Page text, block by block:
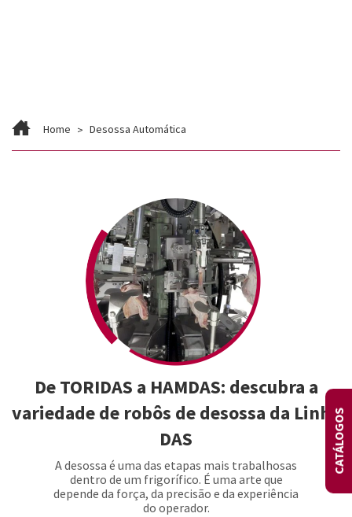
Home Desossa Automática
De TORIDAS a HAMDAS: descubra a
variedade de robôs de desossa da Linha
DAS
A desossa é uma das etapas mais trabalhosas
dentro de um frigorífico. É uma arte que
depende da força, da precisão e da experiência
do operador.
CATÁLOGOS